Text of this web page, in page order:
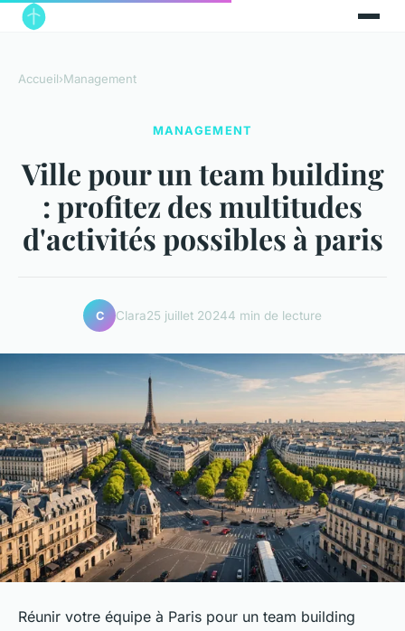
Accueil›Management
MANAGEMENT
Ville pour un team building
: profitez des multitudes
d'activités possibles à paris
C Clara25 juillet 20244 min de lecture
Réunir votre équipe à Paris pour un team building